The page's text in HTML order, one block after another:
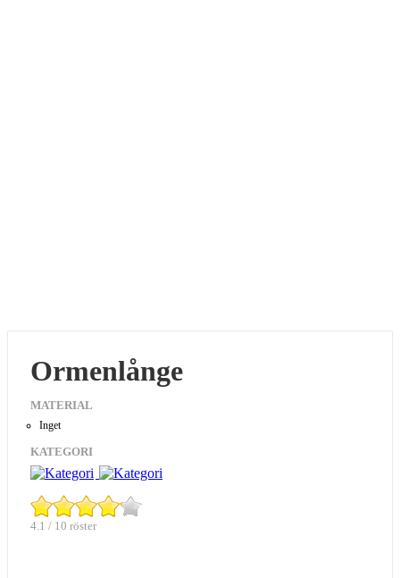
Ormenlånge
MATERIAL
Inget
KATEGORI
4.1 / 10 röster